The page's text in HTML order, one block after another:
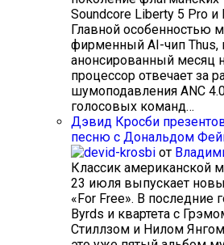
Soundcore Liberty 5 Pro и
Главной особенностью
фирменный AI-чип
анонсированный месяц
процессор отвечает за
шумоподавления ANC
голосовых команд…
Дэвид Кросби
песню с Дональдом
от
Классик американской
23 июля выпускает
«For Free». В последние
Byrds и квартета с
Стиллзом и Нилом